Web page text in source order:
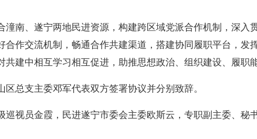
潼南、遂宁两地民进资源，构建跨区域党派合作机制，深
合作交流机制，畅通合作共建渠道，搭建协同履职平台，
建中相互学习相互促进，助推思想政治、组织建设、履职
总支主委邓军代表双方签署协议并分别致辞。
视员金霞，民进遂宁市委会主委欧斯云，专职副主委、秘